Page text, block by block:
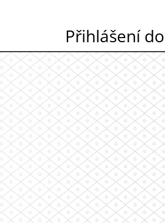
Přihlášení